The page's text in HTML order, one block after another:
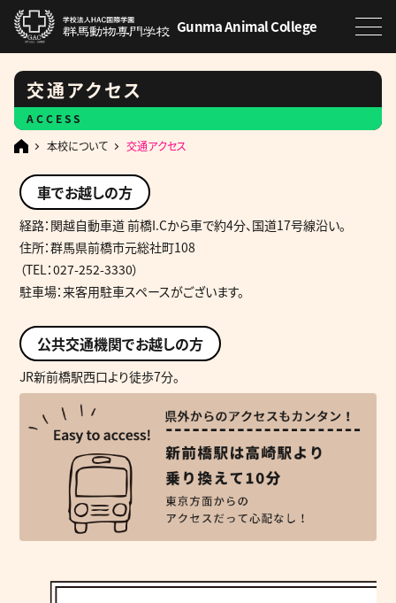
Gunma Animal College
交通アクセス
ACCESS
本校について
交通アクセス
車でお越しの方
経路：関越自動車道 前橋I.Cから車で約4分、国道17号線沿い。
住所：群馬県前橋市元総社町108
（TEL：027-252-3330）
駐車場：来客用駐車スペースがございます。
公共交通機関でお越しの方
JR新前橋駅西口より徒歩7分。